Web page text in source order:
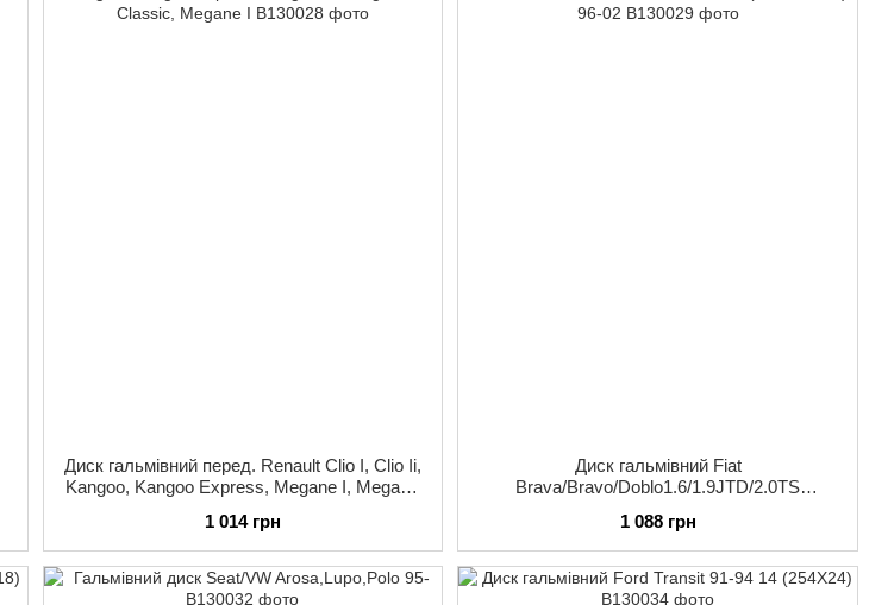
Диск гальмівний перед. Renault Clio I, Clio Ii,
Kangoo, Kangoo Express, Megane I, Megane
1 014 грн
Диск гальмівний Fiat
Brava/Bravo/Doblo1.6/1.9JTD/2.0TS
1 088 грн